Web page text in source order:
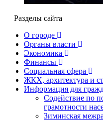
Разделы сайта
О городе
Органы власти
Экономика
Финансы
Социальная сфера
ЖКХ, архитектура и
Информация для
Содействие по
грамотности
Зиминская